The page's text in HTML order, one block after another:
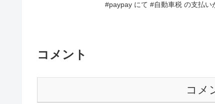
#paypay にて #自動車税 の支払
コメント
コメ